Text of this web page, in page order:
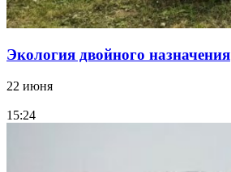
Экология двойного назначения
22 июня
15:24